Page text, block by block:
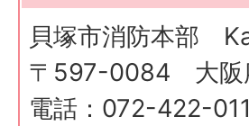
貝塚市消防本部
〒597-0084 大阪
電話：072-422-